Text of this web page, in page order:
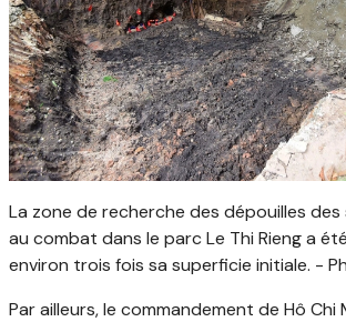
La zone de recherche des dépouilles
au combat dans le parc Le Thi Rieng a
environ trois fois sa superficie initiale. -
Par ailleurs, le commandement de Hô Chi